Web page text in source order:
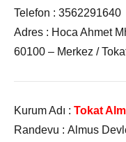
Telefon : 3562291640
Adres : Hoca Ahmet
60100 – Merkez /
Kurum Adı : Tokat
Randevu : Almus